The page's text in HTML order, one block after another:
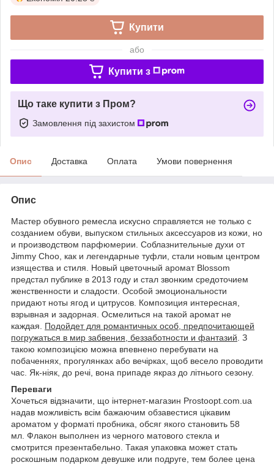
Купити
або
Купити з
Що таке купити з Пром?
Замовлення під захистом
Опис Доставка Оплата Умови повернення
Опис
Мастер обувного ремесла искусно справляется не только с
созданием обуви, выпуском стильных аксессуаров из кожи, но
и производством парфюмерии. Соблазнительные духи от
Jimmy Choo, как и легендарные туфли, стали новым центром
изящества и стиля.
Новый цветочный аромат Blossom
предстал публике в 2013 году и стал звонким средоточием
женственности и сладости. Особой эмоциональности
придают ноты ягод и цитрусов. Композиция интересная,
взрывная и задорная. Осмелиться на такой аромат не
каждая.
Подойдет для романтичных особ, предпочитающей
погружаться в мир забвения, беззаботности и фантазий . З
такою композицією можна впевнено перебувати на
побаченнях, прогулянках або вечірках, щоб весело проводити
час. Як-ніяк, до речі, вона припаде якраз до літнього сезону.
Переваги
Хочеться відзначити, що інтернет-магазин Prostoopt.com.ua
надав можливість всім бажаючим обзавестися цікавим
ароматом у форматі пробника, обсяг якого становить 58
мл. Флакон выполнен из черного матового стекла и
смотрится презентабельно. Такая упаковка может стать
роскошным подарком девушке или подруге, тем более цена